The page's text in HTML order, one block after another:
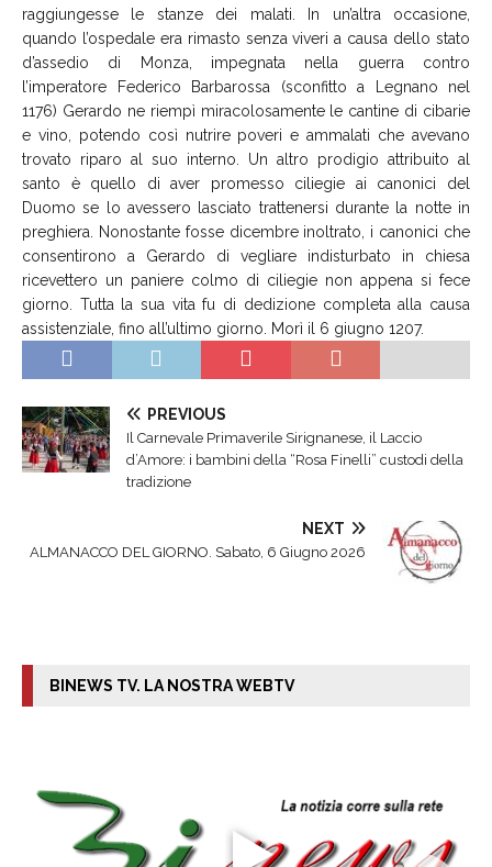
raggiungesse le stanze dei malati. In un’altra occasione,
quando l’ospedale era rimasto senza viveri a causa dello stato
d’assedio di Monza, impegnata nella guerra contro
l’imperatore Federico Barbarossa (sconfitto a Legnano nel
1176) Gerardo ne riempì miracolosamente le cantine di cibarie
e vino, potendo così nutrire poveri e ammalati che avevano
trovato riparo al suo interno. Un altro prodigio attribuito al
santo è quello di aver promesso ciliegie ai canonici del
Duomo se lo avessero lasciato trattenersi durante la notte in
preghiera. Nonostante fosse dicembre inoltrato, i canonici che
consentirono a Gerardo di vegliare indisturbato in chiesa
ricevettero un paniere colmo di ciliegie non appena si fece
giorno. Tutta la sua vita fu di dedizione completa alla causa
assistenziale, fino all’ultimo giorno. Morì il 6 giugno 1207.
PREVIOUS
​Il Carnevale Primaverile Sirignanese, il Laccio
d’Amore: i bambini della “Rosa Finelli” custodi della
tradizione
NEXT
ALMANACCO DEL GIORNO. Sabato, 6 Giugno 2026
BINEWS TV. LA NOSTRA WEBTV